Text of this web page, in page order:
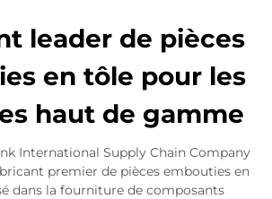
leader de pièces
en tôle pour les
haut de gamme
International Supply Chain Company
premier de pièces embouties en
dans la fourniture de composants